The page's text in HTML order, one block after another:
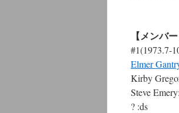
【メンバー
#1(1973.7-
Elmer
Kirby
Steve
? :ds